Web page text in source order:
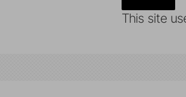
This site